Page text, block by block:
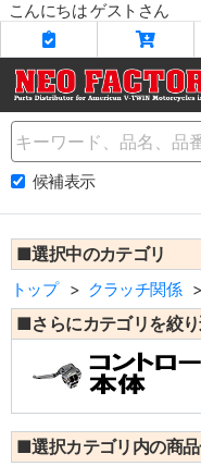
こんにちは ゲストさん
Name
候補表示
■選択中のカテゴリ
トップ クラッチ関係
■さらにカテゴリを絞
■選択カテゴリ内の商